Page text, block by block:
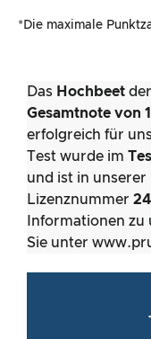
*Die maximale
Das Hochbeet
Gesamtnote von
erfolgreich für
Test wurde im
und ist in
Lizenznummer
Informationen
Sie unter